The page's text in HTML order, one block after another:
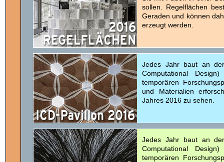
sollen. Regelflächen
Geraden und können
erzeugt werden.
Jedes Jahr baut an
Computational
temporären
und Materialien
Jahres 2016 zu sehen.
Jedes Jahr baut an
Computational
temporären